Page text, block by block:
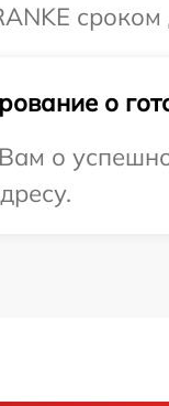
сроком
о
о